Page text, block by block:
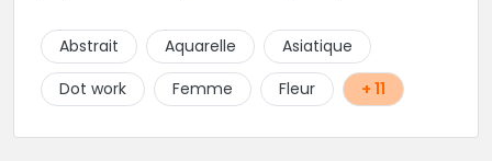
sans failles. Spécialisé dans le tatouage traditionnel,
old school, mais également à l'aise dans la
réalisation de pièces de styles différents : Dotwork,
Japonais, Graphique, mandala .. N'hésitez pas à le
Abstrait Aquarelle
Asiatique
Dot work
Femme Fleur + 11